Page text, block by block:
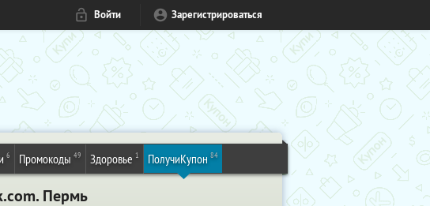
Войти Зарегистрироваться
6 Промокоды 49 Здоровье 1 ПолучиКупон 84
Пермь